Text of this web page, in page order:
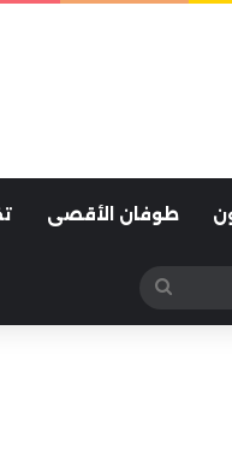
طوفان الأقصى
بحث
عن